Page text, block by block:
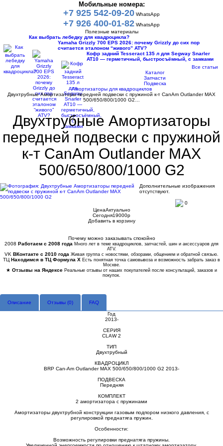
Мобильные номера:
+7 925 542-09-20 WhatsApp
+7 926 400-01-82 WhatsApp
Полезные материалы
Как выбрать лебедку для квадроцикла?
Yamaha Grizzly 700 EPS 2026: почему Grizzly до сих пор
считается эталоном “живого” ATV?
Кофр задний Tesseract 135 л для Segway Snarler
AT10 — герметичный, быстросъёмный, с замками
Все статьи
Каталог
Запчасти
Подвеска
Амортизаторы для квадроциклов
Двухтрубные Амортизаторы передней подвески с пружиной к-т CanAm Outlander MAX
500/650/800/1000 G2…
Двухтрубные Амортизаторы
передней подвески с пружиной
к-т CanAm Outlander MAX
500/650/800/1000 G2
Дополнительные изображения
отсутствуют.
0
ЦенаАктуально
Сегодня19000p
Добавить в корзину
Почему можно заказывать спокойно
2008 Работаем с 2008 года Много лет в теме квадроциклов, запчастей, шин и аксессуаров для
ATV.
VK ВКонтакте с 2010 года Живая группа с новостями, обзорами, общением и обратной связью.
ТЦ Находимся в ТЦ Формула Х Есть понятная точка самовывоза и возможность забрать заказ в
Москве.
★ Отзывы на Яндексе Реальные отзывы от наших покупателей после консультаций, заказов и
покупок.
Описание Отзывы (0) FAQ
Год
2013-
СЕРИЯ
CLAW 2
ТИП
Двухтрубный
КВАДРОЦИКЛ
BRP Can-Am Outlander MAX 500/650/800/1000 G2 2013-
ПОДВЕСКА
Передняя
КОМПЛЕКТ
2 амортизатора с пружинами
Амортизаторы двухтрубной конструкции газовым подпором низкого давления, с
регулировкой преднатяга пружин.
Особенности:
Возможность регулировки преднатяга пружины.